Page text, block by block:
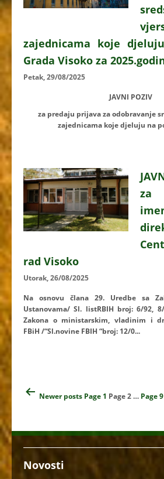
zajednicama koje
Grada Visoko za
Petak, 29/08/2025
JAVNI POZIV
za predaju prijava za odobravanje
zajednicama koje djeluju na
rad Visoko
Utorak, 26/08/2025
Na osnovu člana 29. Uredbe sa
Ustanovama/ Sl. listRBIH broj: 6/92,
Zakona o ministarskim, vladinim i
FBiH /“Sl.novine FBIH “broj: 12/0...
Navigacija
Newerposts Page 1 Page 2… Page 9
Novosti